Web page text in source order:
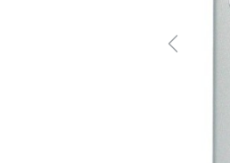
Previous